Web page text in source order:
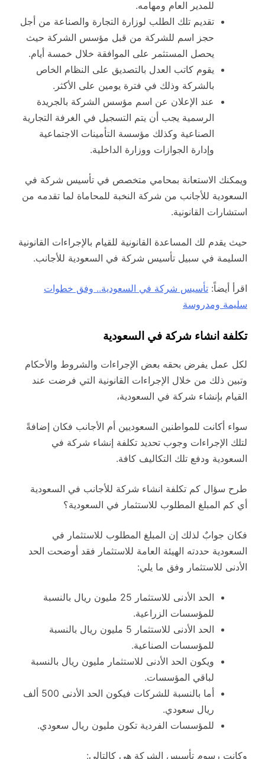
للمدير العام ومهامه.
تقديم تلك الطلب لوزارة التجارة والصناعة من أجل
حجز اسم للشركة من قبل مؤسس الشركة حيث
يحصل المستثمر على الموافقة خلال خمسة أيام.
يقوم كاتب العدل بالتصديق على النظام الخاص
بالشركة وذلك في فترة يومين على الأكثر.
عند الإعلان عن اسم مؤسس الشركة بالجريدة
الرسمية يجب أن يتم التسجيل في الغرفة التجارية
الصناعية وكذلك مؤسسة التأمينات الاجتماعية
وإدارة الجوازات ووزارة الداخلية.
ويمكنك الاستعانة بمحامي متخصص في تأسيس شركة في
السعودية للأجانب من شركة النخبة للمحاماة لما تقدمه من
استشارات القانونية.
حيث يقدم لك المساعدة القانونية للقيام بالإجراءات القانونية
السليمة في سبيل تأسيس شركة في السعودية للأجانب.
اقرأ أيضاً: تأسيس شركة في السعودية.. وفق خطوات
سليمة ومدروسة
تكلفة انشاء شركة في السعودية
لكل عمل يفرض بحقه بعض الإجراءات والشروط والأحكام
وتبين ذلك من خلال الإجراءات القانونية التي فرضت عند
القيام بإنشاء شركة في السعودية،
سواء أكانت للمواطنين السعوديين أم الأجانب فكان إضافةً
لتلك الإجراءات وجوب تحديد تكلفة إنشاء شركة في
السعودية ودفع تلك التكاليف كافة.
طرح سؤال كم تكلفة انشاء شركة للأجانب في السعودية
أي كم المبلغ المطلوب للاستثمار في السعودية؟
فكان جوابٌ لذلك إن المبلغ المطلوب للاستثمار في
السعودية حددته الهيئة العامة للاستثمار فقد أوضحت الحد
الأدنى للاستثمار وفق ما يلي:
الحد الأدنى للاستثمار 25 مليون ريال بالنسبة
للمؤسسات الزراعية.
الحد الأدنى للاستثمار 5 مليون ريال بالنسبة
للمؤسسات الصناعية.
ويكون الحد الأدنى للاستثمار مليون ريال بالنسبة
لباقي المؤسسات.
أما بالنسبة للشركات فيكون الحد الأدنى 500 ألف
ريال سعودي.
للمؤسسات الفردية تكون مليون ريال سعودي.
وكانت رسوم تأسيس الشركة هي كالتالي: